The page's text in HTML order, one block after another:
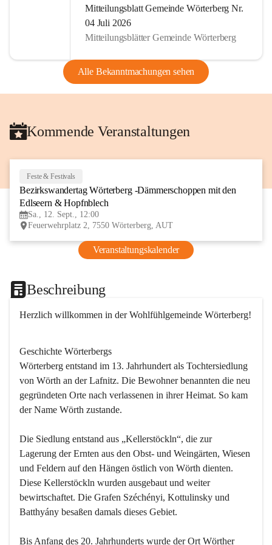
Mitteilungsblatt Gemeinde Wörterberg Nr.
04 Juli 2026
Mitteilungsblätter Gemeinde Wörterberg
Alle Bekanntmachungen sehen
Kommende Veranstaltungen
Feste & Festivals
Bezirkswandertag Wörterberg -Dämmerschoppen mit den
Edlseern & Hopfnblech
Sa., 12. Sept., 12:00
Feuerwehrplatz 2, 7550 Wörterberg, AUT
Veranstaltungskalender
Beschreibung
Herzlich willkommen in der Wohlfühlgemeinde Wörterberg!
Geschichte Wörterbergs
Wörterberg entstand im 13. Jahrhundert als Tochtersiedlung
von Wörth an der Lafnitz. Die Bewohner benannten die neu
gegründeten Orte nach verlassenen in ihrer Heimat. So kam
der Name Wörth zustande.
Die Siedlung entstand aus „Kellerstöckln“, die zur
Lagerung der Ernten aus den Obst- und Weingärten, Wiesen
und Feldern auf den Hängen östlich von Wörth dienten.
Diese Kellerstöckln wurden ausgebaut und weiter
bewirtschaftet. Die Grafen Széchényi, Kottulinsky und
Batthyány besaßen damals dieses Gebiet.
Bis Anfang des 20. Jahrhunderts wurde der Ort Wörther